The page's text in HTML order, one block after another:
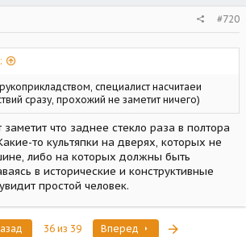
#720
специалист насчитаеи
сразу, прохожий не заметит ничего)
что заднее стекло раза в полтора
то культяпки на дверях, которых не
либо на которых должны быть
в исторические и конструктивные
простой человек.
36 из 39 Вперед